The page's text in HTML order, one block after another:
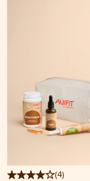
(4)